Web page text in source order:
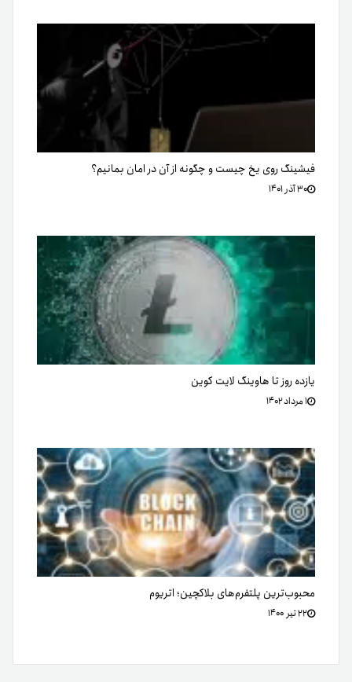
فیشینگ روی یخ چیست و چگونه از آن در امان بمانیم؟
۳۰ آذر ۱۴۰۱
یازده روز تا هاوینگ لایت کوین
۱ مرداد ۱۴۰۲
محبوب‌ترین پلتفرم‌‌های بلاکچین؛ اتریوم
۲۲ تیر ۱۴۰۰